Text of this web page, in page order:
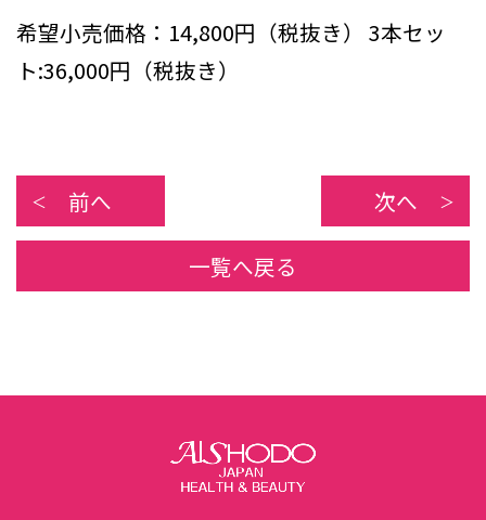
希望小売価格：14,800円（税抜き） 3本セッ
ト:36,000円（税抜き）
前へ 次へ
一覧へ戻る